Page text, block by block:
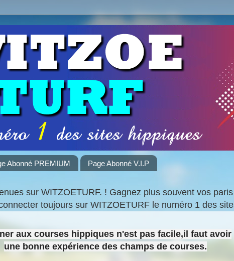
Abonné PREMIUM Page Abonné V.I.P
sur WITZOETURF. ! Gagnez plus souvent vos
toujours sur WITZOETURF le numéro 1 des
aux courses hippiques n'est pas facile,il faut avoir
une bonne expérience des champs de courses.